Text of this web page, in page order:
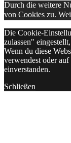
Durch die weitere
von Cookies zu.
Die Cookie-
zulassen"
Wenn du diese
verwendest oder
einverstanden.
Schließen